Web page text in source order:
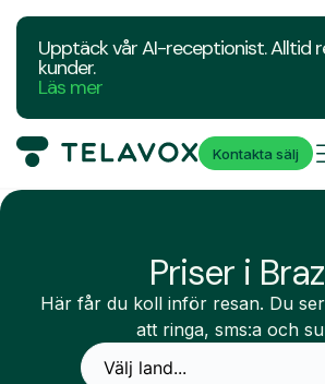
Upptäck vår AI-receptionist. Alltid
kunder.
Läs mer
Kontakta sälj
Priser i
Här får du koll inför resan. Du
att ringa, sms:a och